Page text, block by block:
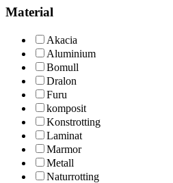
Material
Akacia
Aluminium
Bomull
Dralon
Furu
komposit
Konstrotting
Laminat
Marmor
Metall
Naturrotting